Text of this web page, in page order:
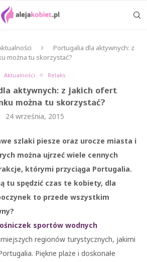
Portugalia dla aktywnych: z
można tu skorzystać?
Aktualności Relaks
aktywnych: z jakich ofert
można tu skorzystać?
24 września, 2015
szlaki piesze oraz urocze miasta i
można ujrzeć wiele cennych
którymi przyciąga Portugalia.
tu spędzić czas te kobiety, dla
to przede wszystkim
sportów wodnych
regionów turystycznych, jakimi
Piękne plaże i doskonałe